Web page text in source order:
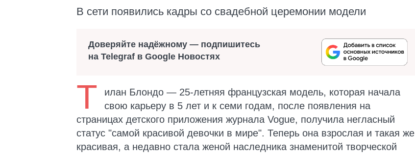
В сети появились кадры со свадебной церемонии модели
Доверяйте надёжному — подпишитесь
на Telegraf в Google Новостях
Т
илан Блондо — 25-летняя французская модель, которая начала
свою карьеру в 5 лет и к семи годам, после появления на
страницах детского приложения журнала Vogue, получила негласный
статус "самой красивой девочки в мире". Теперь она взрослая и такая же
красивая, а недавно стала женой наследника знаменитой творческой